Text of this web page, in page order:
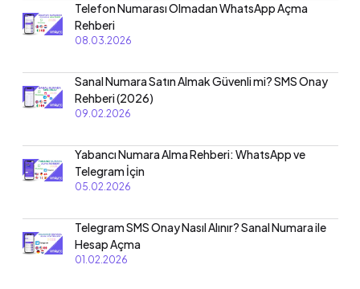
Telefon Numarası Olmadan WhatsApp Açma
Rehberi
08.03.2026
Sanal Numara Satın Almak Güvenli mi? SMS Onay
Rehberi (2026)
09.02.2026
Yabancı Numara Alma Rehberi: WhatsApp ve
Telegram İçin
05.02.2026
Telegram SMS Onay Nasıl Alınır? Sanal Numara ile
Hesap Açma
01.02.2026